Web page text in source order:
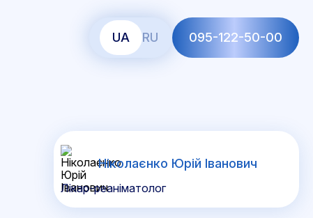
RU
UA 095-122-50-00
Ніколаєнко Юрій Іванович
Лікар-реаніматолог